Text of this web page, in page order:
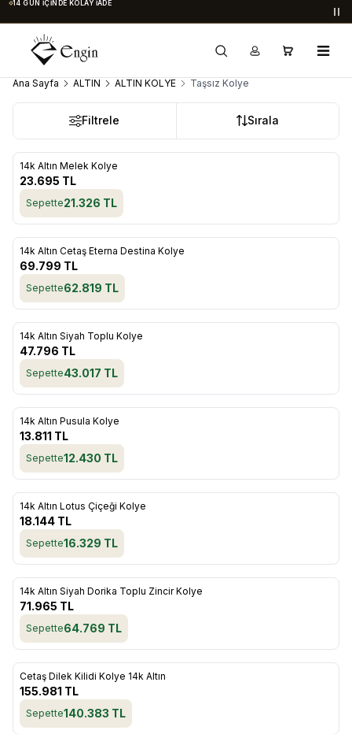
14 GÜN İÇINDE KOLAY İADE
Ana Sayfa ALTIN ALTIN KOLYE Taşsız Kolye
Filtrele Sırala
Favorilere Ekle
14k Altın Melek Kolye
23.695 TL
Sepette21.326 TL
Favorilere Ekle
14k Altın Cetaş Eterna Destina Kolye
69.799 TL
Sepette62.819 TL
Favorilere Ekle
14k Altın Siyah Toplu Kolye
47.796 TL
Sepette43.017 TL
Favorilere Ekle
14k Altın Pusula Kolye
13.811 TL
Sepette12.430 TL
Favorilere Ekle
14k Altın Lotus Çiçeği Kolye
18.144 TL
Sepette16.329 TL
Favorilere Ekle
14k Altın Siyah Dorika Toplu Zincir Kolye
71.965 TL
Sepette64.769 TL
Favorilere Ekle
Cetaş Dilek Kilidi Kolye 14k Altın
155.981 TL
Sepette140.383 TL